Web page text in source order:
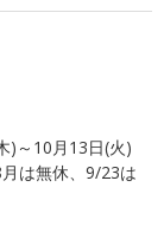
)～10月13日(火)
は無休、9/23は